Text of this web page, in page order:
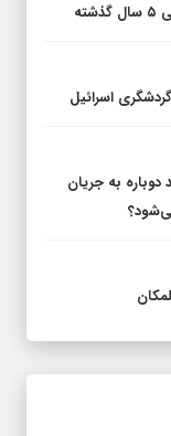
اسرائیل
به جریان